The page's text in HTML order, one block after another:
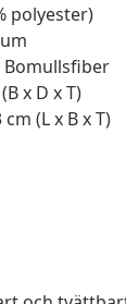
polyester)
Bomullsfiber
x D x T)
(L x B x T)